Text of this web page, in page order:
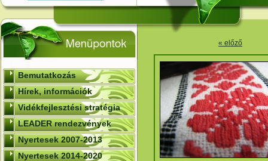
Bemutatkozás
Hírek, információk
Vidékfejlesztési stratégia
LEADER rendezvények
Nyertesek 2007-2013
Nyertesek 2014-2020
« előző